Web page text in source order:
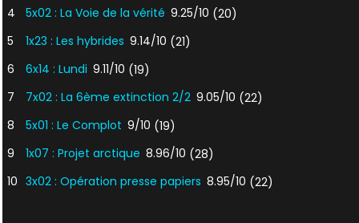
4
5x02 : La Voie de la vérité 9.25/10 (20)
5
1x23 : Les hybrides 9.14/10 (21)
6
6x14 : Lundi 9.11/10 (19)
7
7x02 : La 6ème extinction 2/2 9.05/10 (22)
8
5x01 : Le Complot 9/10 (19)
9
1x07 : Projet arctique 8.96/10 (28)
10 3x02 : Opération presse papiers 8.95/10 (22)